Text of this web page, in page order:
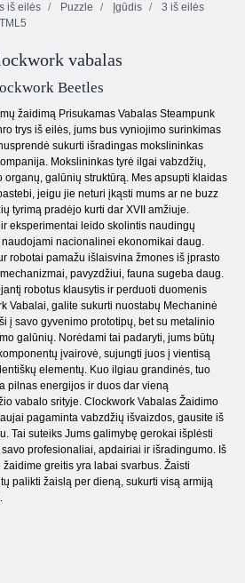
iš eilės Puzzle Įgūdis
3 iš eilės
vabalas
Beetles
žaidimą Prisukamas Vabalas Steampunk
trys iš eilės, jums bus vyniojimo surinkimas
sukurti išradingas mokslininkas
Mokslininkas tyrė ilgai vabzdžių,
galūnių struktūrą. Mes apsupti klaidas
jeigu jie neturi įkąsti mums ar ne buzz
tyrimą pradėjo kurti dar XVII amžiuje.
eksperimentai leido skolintis naudingų
nacionalinei ekonomikai daug.
robotai pamažu išlaisvina žmones iš įprasto
pavyzdžiui, fauna sugeba daug.
robotus klausytis ir perduoti duomenis
Vabalai, galite sukurti nuostabų Mechaninė
į savo gyvenimo prototipų, bet su metalinio
galūnių. Norėdami tai padaryti, jums būtų
įvairovė, sujungti juos į vientisą
elementų. Kuo ilgiau grandinės, tuo
pilnas energijos ir duos dar vieną
vabalo srityje. Clockwork Vabalas Žaidimo
pagaminta vabzdžių išvaizdos, gausite iš
Tai suteiks Jums galimybę gerokai išplėsti
profesionaliai, apdairiai ir išradingumo. Iš
greitis yra labai svarbus. Žaisti
palikti žaislą per dieną, sukurti visą armiją